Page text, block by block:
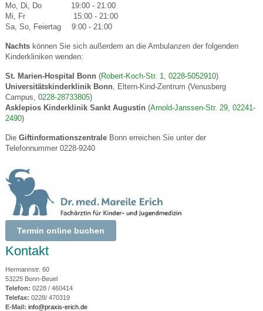
Mo, Di, Do 19:00 - 21:00
Mi, Fr 15:00 - 21:00
Sa, So, Feiertag 9:00 - 21:00
Nachtskönnen Sie sich außerdem an die Ambulanzen der folgenden
Kinderkliniken wenden:
St. Marien-Hospital Bonn(Robert-Koch-Str. 1 0228-5052910)
Universitätskinderklinik Bonn, Eltern-Kind-Zentrum (Venusberg
Campus, 0228-28733805)
Asklepios Kinderklinik Sankt Augustin(Arnold-Janssen-Str. 29, 02241-
2490)
Die GiftinformationszentraleBonn erreichen Sie unter der
Telefonnummer 0228-9240
Termin online buchen
Kontakt
Hermannstr. 60
53225 Bonn-Beuel
Telefon: 0228 / 460414
Telefax: 0228/ 470319
E-Mail: info@praxis-erich.de